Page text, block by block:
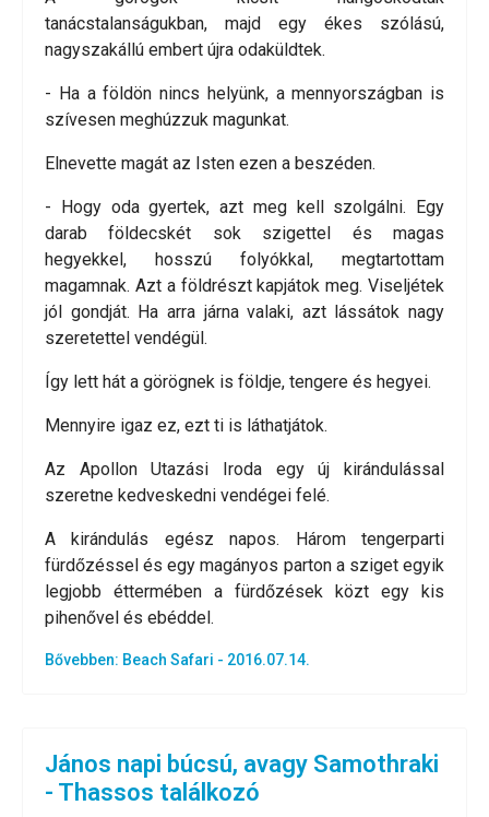
tanácstalanságukban, majd egy ékes szólású,
nagyszakállú embert újra odaküldtek.
- Ha a földön nincs helyünk, a mennyországban is
szívesen meghúzzuk magunkat.
Elnevette magát az Isten ezen a beszéden.
- Hogy oda gyertek, azt meg kell szolgálni. Egy
darab földecskét sok szigettel és magas
hegyekkel, hosszú folyókkal, megtartottam
magamnak. Azt a földrészt kapjátok meg. Viseljétek
jól gondját. Ha arra járna valaki, azt lássátok nagy
szeretettel vendégül.
Így lett hát a görögnek is földje, tengere és hegyei.
Mennyire igaz ez, ezt ti is láthatjátok.
Az Apollon Utazási Iroda egy új kirándulással
szeretne kedveskedni vendégei felé.
A kirándulás egész napos. Három tengerparti
fürdőzéssel és egy magányos parton a sziget egyik
legjobb éttermében a fürdőzések közt egy kis
pihenővel és ebéddel.
Bővebben: Beach Safari - 2016.07.14.
János napi búcsú, avagy Samothraki
- Thassos találkozó